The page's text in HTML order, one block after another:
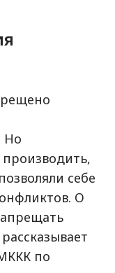
Но
производить,
себе
О
по